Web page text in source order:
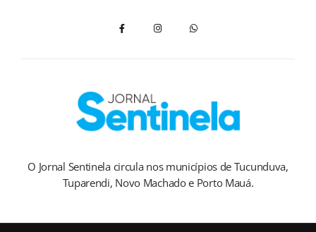
O Jornal Sentinela circula nos municípios de Tucunduva,
Tuparendi, Novo Machado e Porto Mauá.